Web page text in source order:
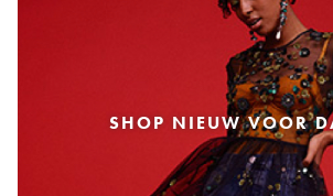
SHOP NIEUW VOOR